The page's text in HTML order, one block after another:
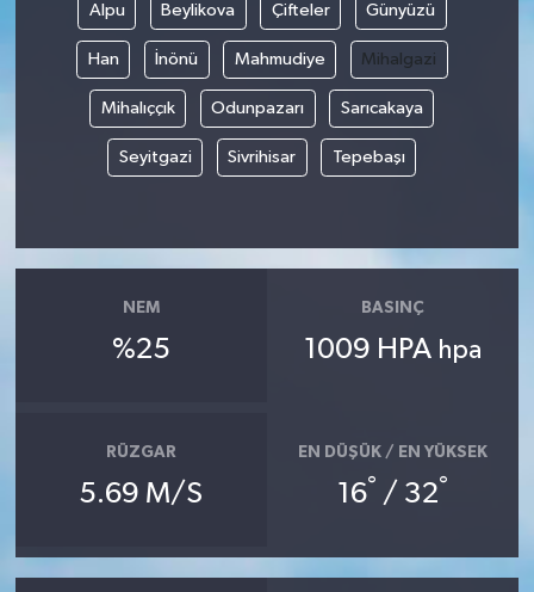
Alpu Beylikova Çifteler Günyüzü
Han İnönü Mahmudiye Mihalgazi
Mihalıççık Odunpazarı Sarıcakaya
Seyitgazi Sivrihisar Tepebaşı
NEM
%25
BASINÇ
1009 HPA hpa
RÜZGAR
5.69 M/S
EN DÜŞÜK / EN YÜKSEK
16° / 32°